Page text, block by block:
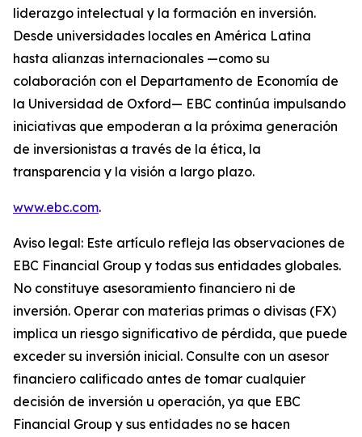
liderazgo intelectual y la formación en inversión.
Desde universidades locales en América Latina
hasta alianzas internacionales —como su
colaboración con el Departamento de Economía de
la Universidad de Oxford— EBC continúa impulsando
iniciativas que empoderan a la próxima generación
de inversionistas a través de la ética, la
transparencia y la visión a largo plazo.
www.ebc.com.
Aviso legal: Este artículo refleja las observaciones de
EBC Financial Group y todas sus entidades globales.
No constituye asesoramiento financiero ni de
inversión. Operar con materias primas o divisas (FX)
implica un riesgo significativo de pérdida, que puede
exceder su inversión inicial. Consulte con un asesor
financiero calificado antes de tomar cualquier
decisión de inversión u operación, ya que EBC
Financial Group y sus entidades no se hacen